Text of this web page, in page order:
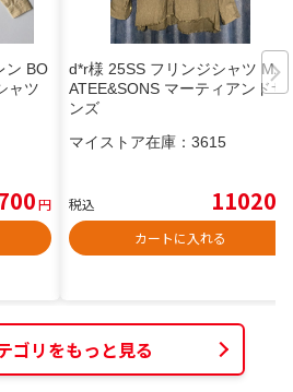
ン BO
ャツ
円
d*r様 25SS フリンジシャツ MA
ATEE&SONS マーティアンドサ
ンズ
マイストア在庫： 3615
税込 11020
カートに入れる
ゴリをもっと見る